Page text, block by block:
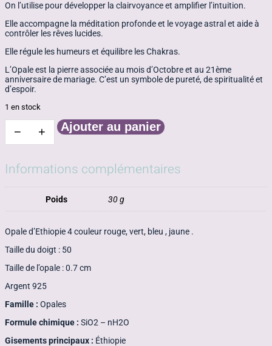
On l’utilise pour développer la clairvoyance et amplifier l’intuition.
Elle accompagne la méditation profonde et le voyage astral et aide à
contrôler les rêves lucides.
Elle régule les humeurs et équilibre les Chakras.
L’Opale est la pierre associée au mois d’Octobre et au 21ème
anniversaire de mariage. C’est un symbole de pureté, de spiritualité et
d’espoir.
1 en stock
−
quantité
de
opale
Ethiopie
+ Ajouter au panier
Informations complémentaires
Poids 30 g
Opale d’Ethiopie 4 couleur rouge, vert, bleu , jaune .
Taille du doigt : 50
Taille de l’opale : 0.7 cm
Argent 925
Famille : Opales
Formule chimique : SiO2 – nH2O
Gisements principaux : Éthiopie